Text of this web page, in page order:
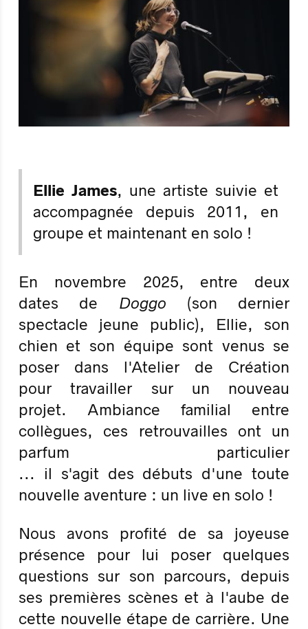
Ellie James, une artiste suivie et
accompagnée depuis 2011, en
groupe et maintenant en solo !
En novembre 2025, entre deux
dates de Doggo (son dernier
spectacle jeune public), Ellie, son
chien et son équipe sont venus se
poser dans l'Atelier de Création
pour travailler sur un nouveau
projet. Ambiance familial entre
collègues, ces retrouvailles ont un
parfum particulier
... il s'agit des débuts d'une toute
nouvelle aventure : un live en solo !
Nous avons profité de sa joyeuse
présence pour lui poser quelques
questions sur son parcours, depuis
ses premières scènes et à l'aube de
cette nouvelle étape de carrière. Une